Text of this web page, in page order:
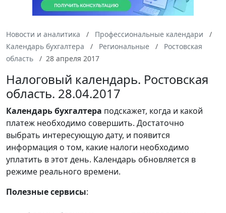
Новости и аналитика
Профессиональные календари
Календарь бухгалтера
Региональные
Ростовская
область
28 апреля 2017
Налоговый календарь. Ростовская
область. 28.04.2017
Календарьбухгалтера подскажет, когда и какой
платеж необходимо совершить. Достаточно
выбрать интересующую дату, и появится
информация о том, какие налоги необходимо
уплатить в этот день. Календарь обновляется в
режиме реального времени.
Полезные сервисы: